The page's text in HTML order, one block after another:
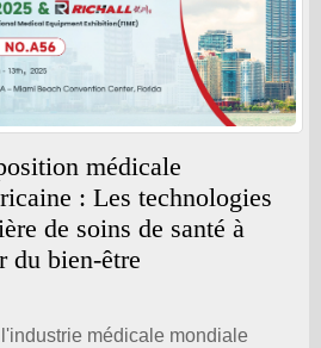
médicale
: Les technologies
de soins de santé à
du bien-être
médicale mondiale